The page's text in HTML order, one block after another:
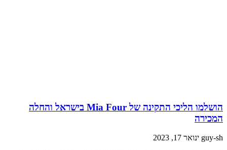
הושלמו הליכי התקינה של Mia Four בישראל והחלה
guy- ינואר 17, 2023